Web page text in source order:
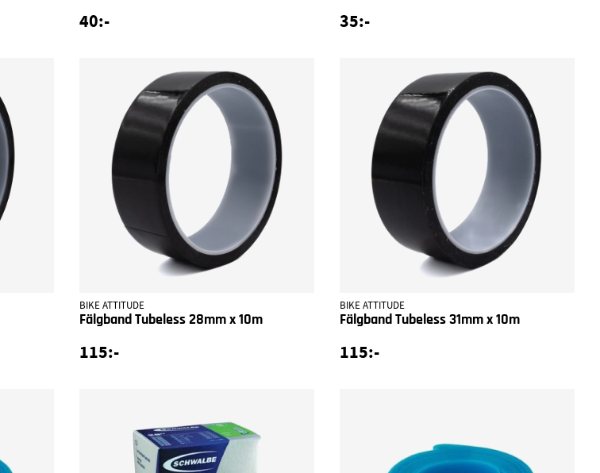
40:- 35:-
BIKE ATTITUDE
Fälgband Tubeless 28mm x 10m
115:-
BIKE ATTITUDE
Fälgband Tubeless 31mm x 10m
115:-